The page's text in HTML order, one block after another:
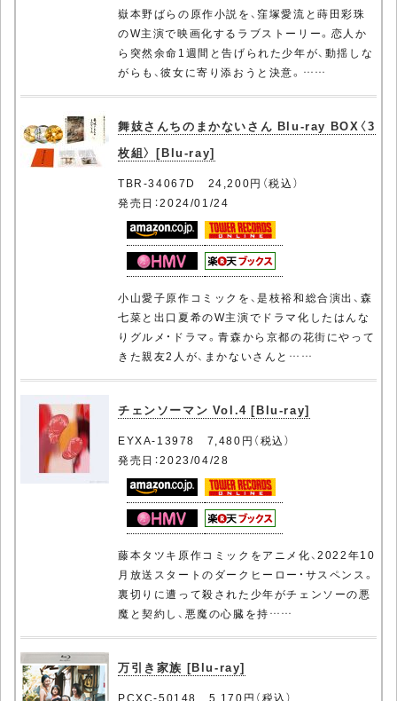
嶽本野ばらの原作小説を、窪塚愛流と蒔田彩珠
のW主演で映画化するラブストーリー。恋人か
ら突然余命1週間と告げられた少年が、動揺しな
がらも、彼女に寄り添おうと決意。……
舞妓さんちのまかないさん Blu-ray BOX〈3
枚組〉 [Blu-ray]
TBR-34067D 24,200円（税込）
発売日：2024/01/24
小山愛子原作コミックを、是枝裕和総合演出、森
七菜と出口夏希のW主演でドラマ化したはんな
りグルメ・ドラマ。青森から京都の花街にやって
きた親友2人が、まかないさんと……
チェンソーマン Vol.4 [Blu-ray]
EYXA-13978 7,480円（税込）
発売日：2023/04/28
藤本タツキ原作コミックをアニメ化、2022年10
月放送スタートのダークヒーロー・サスペンス。
裏切りに遭って殺された少年がチェンソーの悪
魔と契約し、悪魔の心臓を持……
万引き家族 [Blu-ray]
PCXC-50148 5,170円（税込）